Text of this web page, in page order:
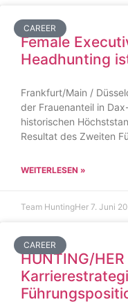
CAREER
Female
Headhunting
Frankfurt/Main /
der Frauenanteil in
historischen
Resultat des Zweiten
WEITERLESEN »
Team HuntingHer 7. Juni
CAREER
HUNTING/